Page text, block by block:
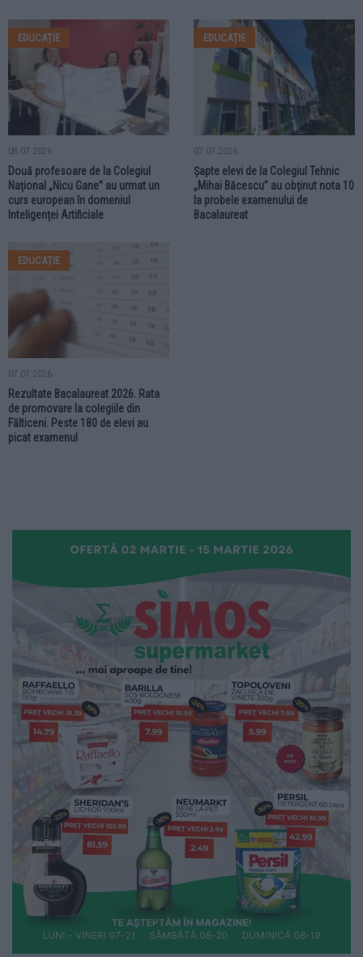
EDUCAȚIE
08.07.2026
Două profesoare de la Colegiul
Național „Nicu Gane” au urmat un
curs european în domeniul
Inteligenței Artificiale
EDUCAȚIE
07.07.2026
Șapte elevi de la Colegiul Tehnic
„Mihai Băcescu” au obținut nota 10
la probele examenului de
Bacalaureat
EDUCAȚIE
07.07.2026
Rezultate Bacalaureat 2026. Rata
de promovare la colegiile din
Fălticeni. Peste 180 de elevi au
picat examenul